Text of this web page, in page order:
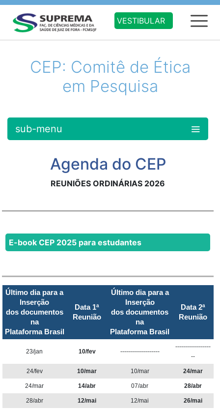
VESTIBULAR
CEP: Comitê de Ética
em Pesquisa
sub-menu
Agenda do CEP
REUNIÕES ORDINÁRIAS 2026
E-book CEP 2025 para estudantes
Último dia para a
Inserção
dos documentos
na
Plataforma Brasil
Data 1ª
Reunião
Último dia para a
Inserção
dos documentos
na
Plataforma Brasil
Data 2ª
Reunião
23/jan 10/fev --------------------
------------------
--
24/fev 10/mar 10/mar 24/mar
24/mar 14/abr 07/abr 28/abr
28/abr 12/mai 12/mai 26/mai